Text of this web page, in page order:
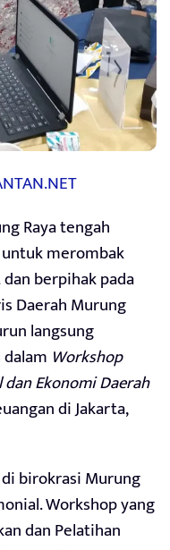
Raya tengah
merombak
berpihak pada
Daerah Murung
langsung
Workshop
Ekonomi Daerah
di Jakarta,
birokrasi Murung
Workshop yang
dan Pelatihan